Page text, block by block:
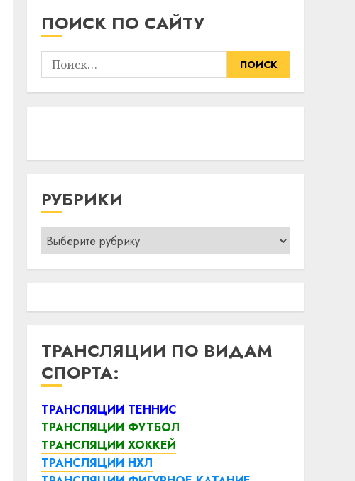
ПОИСК ПО САЙТУ
Найти:
РУБРИКИ
Рубрики
ТРАНСЛЯЦИИ ПО ВИДАМ
СПОРТА:
ТРАНСЛЯЦИИ ТЕННИС
ТРАНСЛЯЦИИ ФУТБОЛ
ТРАНСЛЯЦИИ ХОККЕЙ
ТРАНСЛЯЦИИ НХЛ